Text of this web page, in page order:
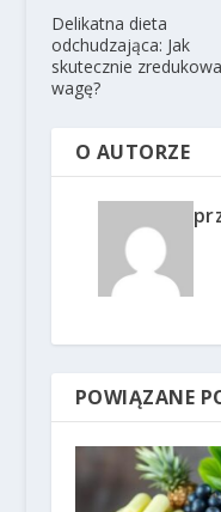
Delikatna dieta
odchudzająca: Jak
skutecznie
wagę?
O AUTORZE
POWIĄZANE